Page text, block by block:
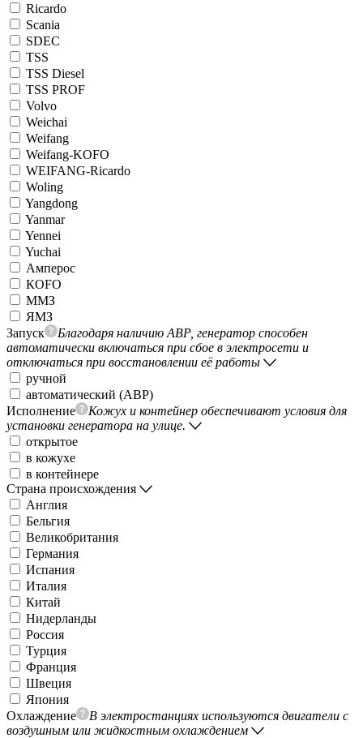
Ricardo
Scania
SDEC
TSS
TSS Diesel
TSS PROF
Volvo
Weichai
Weifang
Weifang-KOFO
WEIFANG-Ricardo
Woling
Yangdong
Yanmar
Yennei
Yuchai
Амперос
КОFO
ММЗ
ЯМЗ
Запуск
Благодаря наличию АВР, генератор способен
автоматически включаться при сбое в электросети и
отключаться при восстановлении её работы
ручной
автоматический (АВР)
Исполнение
Кожух и контейнер обеспечивают условия для
установки генератора на улице.
открытое
в кожухе
в контейнере
Страна происхождения
Англия
Бельгия
Великобритания
Германия
Испания
Италия
Китай
Нидерланды
Россия
Турция
Франция
Швеция
Япония
Охлаждение
В электростанциях используются двигатели с
воздушным или жидкостным охлаждением